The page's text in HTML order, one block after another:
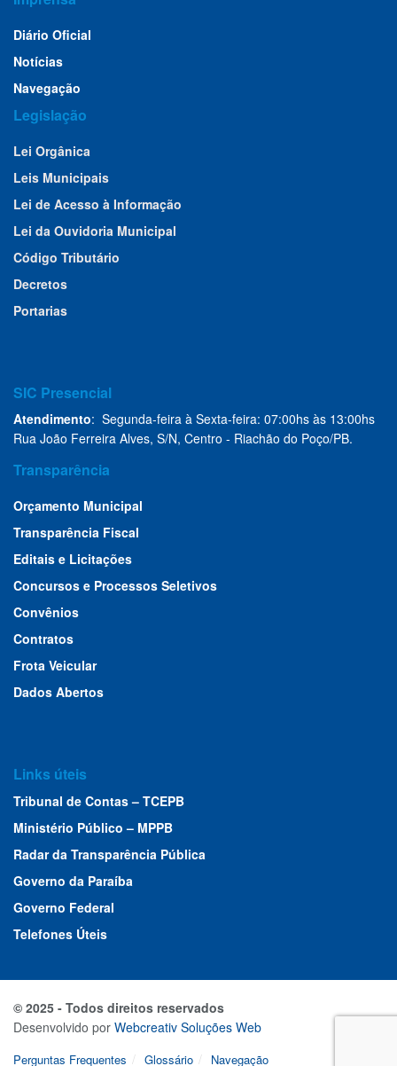
Diário Oficial
Notícias
Navegação
Legislação
Lei Orgânica
Leis Municipais
Lei de Acesso à Informação
Lei da Ouvidoria Municipal
Código Tributário
Decretos
Portarias
SIC Presencial
Atendimento: Segunda-feira à Sexta-feira: 07:00hs às 13:00hs
Rua João Ferreira Alves, S/N, Centro - Riachão do Poço/PB.
Transparência
Orçamento Municipal
Transparência Fiscal
Editais e Licitações
Concursos e Processos Seletivos
Convênios
Contratos
Frota Veicular
Dados Abertos
Links úteis
Tribunal de Contas – TCEPB
Ministério Público – MPPB
Radar da Transparência Pública
Governo da Paraíba
Governo Federal
Telefones Úteis
© 2025 - Todos direitos reservados
Desenvolvido por Webcreativ Soluções Web
Perguntas Frequentes Glossário Navegação